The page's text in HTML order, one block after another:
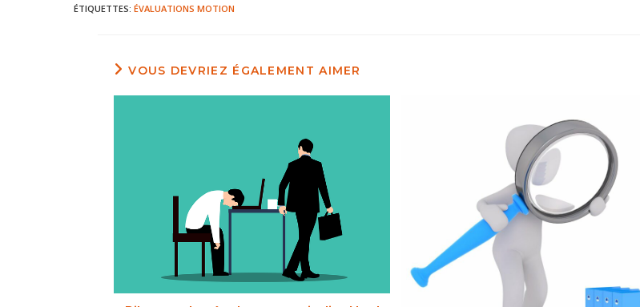
ÉTIQUETTES: ÉVALUATIONS MOTION
VOUS DEVRIEZ ÉGALEMENT AIMER